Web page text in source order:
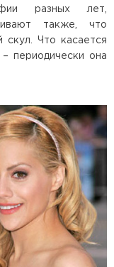
разных лет,
также, что
Что касается
периодически она